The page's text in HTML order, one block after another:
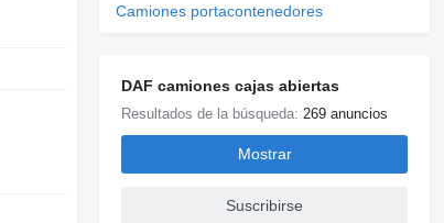
Camiones portacontenedores
DAF camiones cajas abiertas
Resultados de la búsqueda: 269 anuncios
Mostrar
Suscribirse